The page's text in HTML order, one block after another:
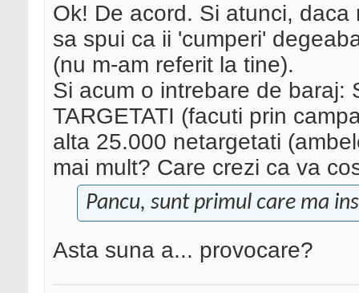
Ok! De acord. Si atunci,
sa spui ca ii 'cumperi'
(nu m-am referit la tine).
Si acum o intrebare de baraj:
TARGETATI (facuti prin
alta 25.000 netargetati
mai mult? Care crezi ca va
Pancu, sunt primul care ma
Asta suna a... provocare?